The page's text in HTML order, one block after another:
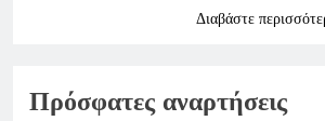
Διαβάστε
Πρόσφατες αναρτήσεις